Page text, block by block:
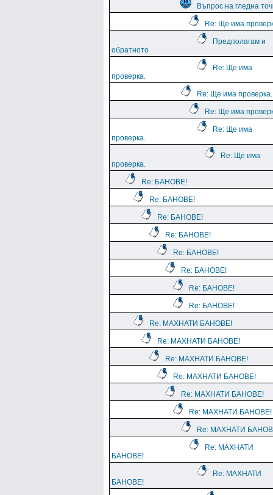
Въпрос на гледна
Re: Ще има
Предполагам и
обратното
Re: Ще има
проверка.
Re: Ще има проверка.
Re: Ще има
Re: Ще има
проверка.
Re: Ще има
проверка.
Re: БАНОВЕ!
Re: БАНОВЕ!
Re: БАНОВЕ!
Re: БАНОВЕ!
Re: БАНОВЕ!
Re: БАНОВЕ!
Re: БАНОВЕ!
Re: БАНОВЕ!
Re: МАХНАТИ БАНОВЕ!
Re: МАХНАТИ БАНОВЕ!
Re: МАХНАТИ БАНОВЕ!
Re: МАХНАТИ БАНОВЕ!
Re: МАХНАТИ БАНОВЕ!
Re: МАХНАТИ БАНОВЕ!
Re: МАХНАТИ
Re: МАХНАТИ
БАНОВЕ!
Re: МАХНАТИ
БАНОВЕ!